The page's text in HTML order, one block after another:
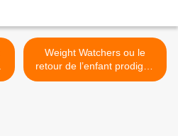
Weight Watchers ou le
retour de l’enfant prodigue
>